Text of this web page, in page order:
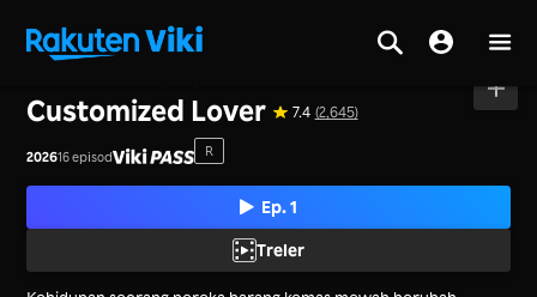
Customized Lover 7.4 (2,645)
202616 episod R
Ep. 1
Treler